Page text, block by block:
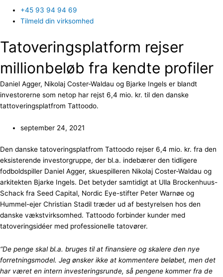
+45 93 94 94 69
Tilmeld din virksomhed
Tatoveringsplatform rejser
millionbeløb fra kendte profiler
Daniel Agger, Nikolaj Coster-Waldau og Bjarke Ingels er blandt
investorerne som netop har rejst 6,4 mio. kr. til den danske
tattoveringsplatfrom Tattoodo.
september 24, 2021
Den danske tatoveringsplatfrom Tattoodo rejser 6,4 mio. kr. fra den
eksisterende investorgruppe, der bl.a. indebærer den tidligere
fodboldspiller Daniel Agger, skuespilleren Nikolaj Coster-Waldau og
arkitekten Bjarke Ingels. Det betyder samtidigt at Ulla Brockenhuus-
Schack fra Seed Capital, Nordic Eye-stifter Peter Warnøe og
Hummel-ejer Christian Stadil træder ud af bestyrelsen hos den
danske vækstvirksomhed. Tattoodo forbinder kunder med
tatoveringsidéer med professionelle tatovører.
“De penge skal bl.a. bruges til at finansiere og skalere den nye
forretningsmodel. Jeg ønsker ikke at kommentere beløbet, men det
har været en intern investeringsrunde, så pengene kommer fra de